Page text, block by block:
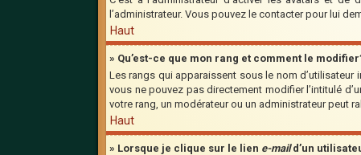
l’administrateur. Vous pouvez le contacter pour lui
Haut
» Qu’est-ce que mon rang et comment le
Les rangs qui apparaissent sous le nom
vous ne pouvez pas directement modifier l’intitulé
votre rang, un modérateur ou un administrateur peut
Haut
» Lorsque je clique sur le lien e-maild’un